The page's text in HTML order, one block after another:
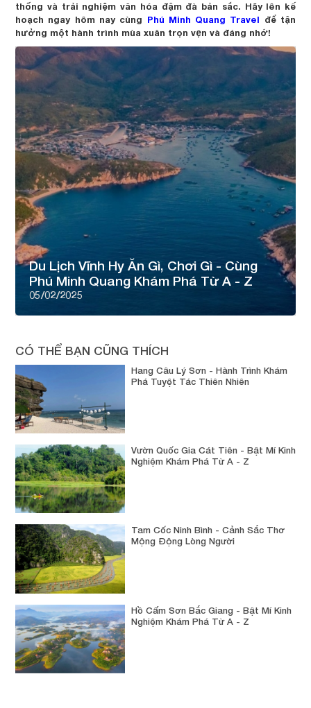
thống và trải nghiệm văn hóa đậm đà bản sắc. Hãy lên kế
hoạch ngay hôm nay cùng Phú Minh Quang Travel để tận
hưởng một hành trình mùa xuân trọn vẹn và đáng nhớ!
Du Lịch Vĩnh Hy Ăn Gì, Chơi Gì - Cùng
Phú Minh Quang Khám Phá Từ A - Z
05/02/2025
CÓ THỂ BẠN CŨNG THÍCH
Hang Câu Lý Sơn - Hành Trình Khám
Phá Tuyệt Tác Thiên Nhiên
Vườn Quốc Gia Cát Tiên - Bật Mí Kinh
Nghiệm Khám Phá Từ A - Z
Tam Cốc Ninh Bình - Cảnh Sắc Thơ
Mộng Động Lòng Người
Hồ Cấm Sơn Bắc Giang - Bật Mí Kinh
Nghiệm Khám Phá Từ A - Z